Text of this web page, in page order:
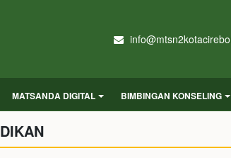
MATSANDA DIGITAL BIMBINGAN KONSELING